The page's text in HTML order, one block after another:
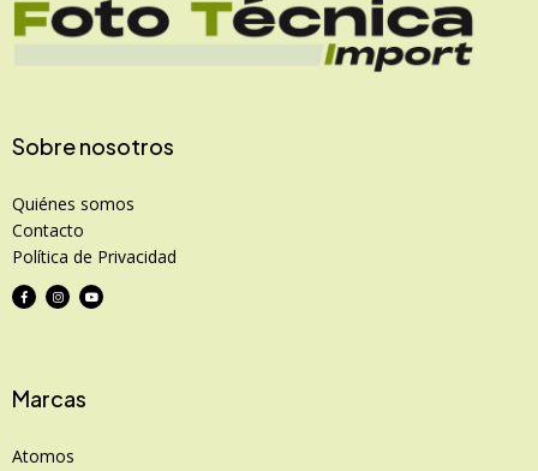
Sobre nosotros
Quiénes somos
Contacto
Política de Privacidad
Marcas
Atomos